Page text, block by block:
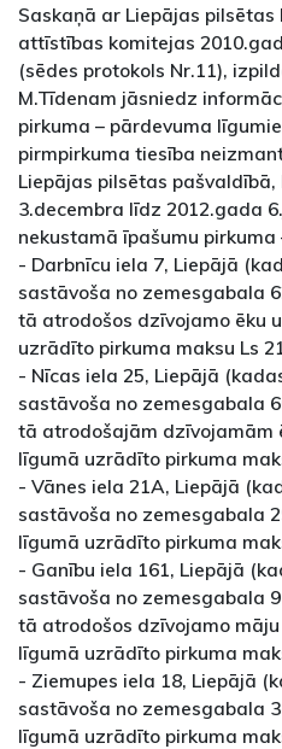
Saskaņā ar Liepājas
attīstības komitejas
(sēdes protokols Nr.11),
M.Tīdenam jāsniedz
pirkuma – pārdevuma
pirmpirkuma tiesība
Liepājas pilsētas
3.decembra līdz 2012.gada
nekustamā īpašumu
- Darbnīcu iela 7, Liepājā
sastāvoša no zemesgabala
tā atrodošos dzīvojamo ēku
uzrādīto pirkuma maksu Ls
- Nīcas iela 25, Liepājā
sastāvoša no zemesgabala
tā atrodošajām dzīvojamām
līgumā uzrādīto pirkuma
- Vānes iela 21A, Liepājā
sastāvoša no zemesgabala
līgumā uzrādīto pirkuma
- Ganību iela 161, Liepājā
sastāvoša no zemesgabala
tā atrodošos dzīvojamo
līgumā uzrādīto pirkuma
- Ziemupes iela 18, Liepājā
sastāvoša no zemesgabala
līgumā uzrādīto pirkuma